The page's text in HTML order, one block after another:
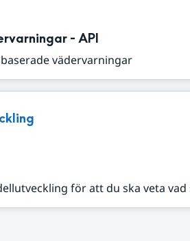
- API
vädervarningar
för att du ska veta vad